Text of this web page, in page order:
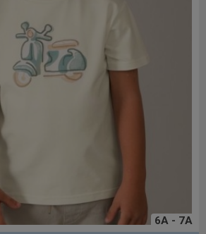
6A - 7A